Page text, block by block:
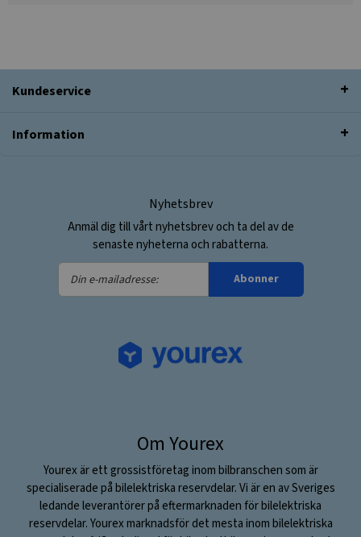
Kundeservice
Information
Nyhetsbrev
Anmäl dig till vårt nyhetsbrev och ta del av de
senaste nyheterna och rabatterna.
Din
e-
Abonner
Om Yourex
Yourex är ett grossistföretag inom bilbranschen som är
specialiserade på bilelektriska reservdelar. Vi är en av Sveriges
ledande leverantörer på eftermarknaden för bilelektriska
reservdelar. Yourex marknadsför det mesta inom bilelektriska